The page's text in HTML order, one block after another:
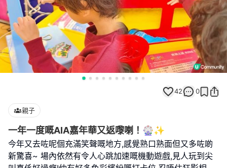
42 0
親子
一年一度嘅AIA嘉年華又返嚟喇！🎡✨
今年又去咗呢個充滿笑聲嘅地方,感覺熟口熟面但又多咗啲
新驚喜~ 場內依然有令人心跳加速嘅機動遊戲,見人玩到尖